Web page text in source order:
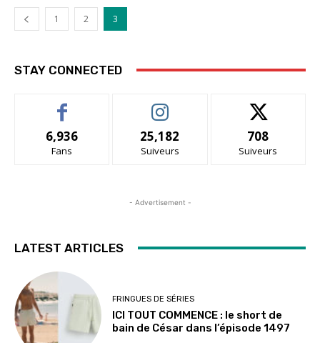
1 2 3
STAY CONNECTED
6,936
Fans
25,182
Suiveurs
708
Suiveurs
- Advertisement -
LATEST ARTICLES
FRINGUES DE SÉRIES
ICI TOUT COMMENCE : le short de
bain de César dans l’épisode 1497